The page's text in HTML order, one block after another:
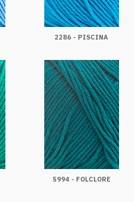
2286 - PISCINA
5994 - FOLCLORE